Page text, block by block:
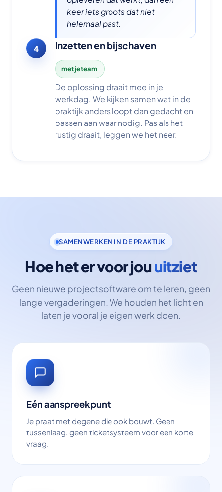
keer iets groots dat niet
helemaal past.
4 Inzetten en bijschaven
met je team
De oplossing draait mee in je
werkdag. We kijken samen wat in de
praktijk anders loopt dan gedacht en
passen aan waar nodig. Pas als het
rustig draait, leggen we het neer.
SAMENWERKEN IN DE PRAKTIJK
Hoe het er voor jouuitziet
Geen nieuwe projectsoftware om te leren, geen
lange vergaderingen. We houden het licht en
laten je vooral je eigen werk doen.
Eén aanspreekpunt
Je praat met degene die ook bouwt. Geen
tussenlaag, geen ticketsysteem voor een korte
vraag.